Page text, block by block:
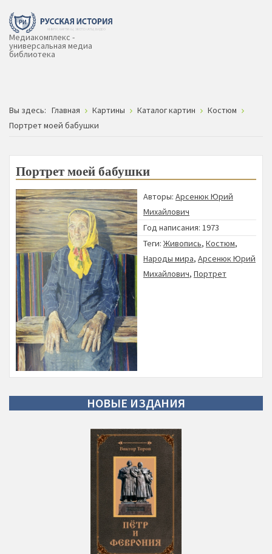
Медиакомплекс -
универсальная медиа
библиотека
Вы здесь: Главная Картины Каталог картин
Костюм
Портрет моей бабушки
Портрет моей бабушки
Авторы: Арсенюк Юрий
Михайлович
Год написания: 1973
Теги: Живопись, Костюм,
Народы мира, Арсенюк Юрий
Михайлович, Портрет
НОВЫЕ ИЗДАНИЯ